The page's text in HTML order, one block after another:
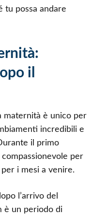
tu possa andare
il
maternità è unico per
incredibili e
il primo
per
i mesi a venire.
l’arrivo del
è un periodo di